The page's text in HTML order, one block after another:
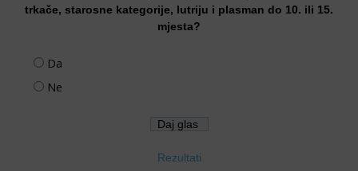
trkače, starosne kategorije, lutriju i plasman do 10. ili 15.
mjesta?
Da
Ne
Rezultati